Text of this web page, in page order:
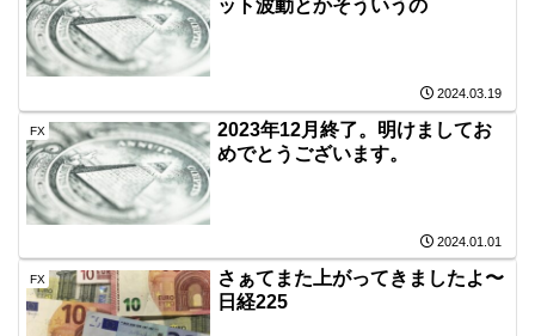
ット波動とかそういうの
2024.03.19
FX
2023年12月終了。明けましてお
めでとうございます。
2024.01.01
FX
さぁてまた上がってきましたよ〜
日経225